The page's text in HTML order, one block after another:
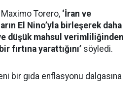
Torero, ‘İran ve
El Nino’yla birleşerek daha
düşük mahsul verimliliğinden
fırtına yarattığını’ söyledi.
bir gıda enflasyonu dalgasına